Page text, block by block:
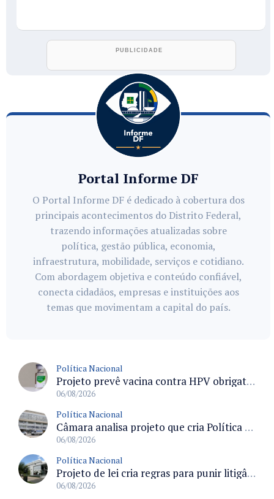
Portal Informe DF
O Portal Informe DF é dedicado à cobertura dos
principais acontecimentos do Distrito Federal,
trazendo informações atualizadas sobre
política, gestão pública, economia,
infraestrutura, mobilidade, serviços e cotidiano.
Com abordagem objetiva e conteúdo confiável,
conecta cidadãos, empresas e instituições aos
temas que movimentam a capital do país.
Política Nacional
Projeto prevê vacina contra HPV obrigatória e testes moleculares para rastreamento do câncer do colo do útero
06/08/2026
Política Nacional
Câmara analisa projeto que cria Política Nacional de Qualificação e Valorização da Preceptoria na Residência Médica
06/08/2026
Política Nacional
Projeto de lei cria regras para punir litigância abusiva reversa e integrar sistemas do Judiciário
06/08/2026